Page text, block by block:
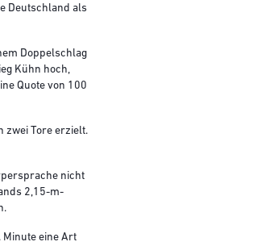
Deutschland als
Doppelschlag
Kühn hoch,
Quote von 100
zwei Tore erzielt.
nicht
2,15-m-
Minute eine Art